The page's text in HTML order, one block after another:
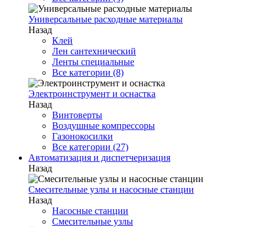
Универсальные расходные материалы
Назад
Клей
Лен сантехнический
Ленты специальные
Все категории (8)
Электроинструмент и оснастка
Назад
Винтоверты
Воздушные компрессоры
Газонокосилки
Все категории (27)
Автоматизация и диспетчеризация
Назад
Смесительные узлы и насосные станции
Назад
Насосные станции
Смесительные узлы